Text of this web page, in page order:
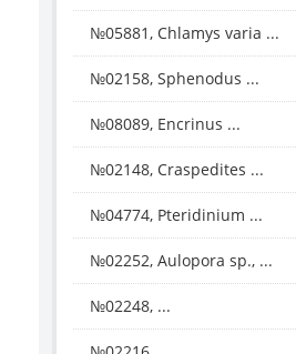
№05881, Chlamys varia ...
№02158, Sphenodus ...
№08089, Encrinus ...
№02148, Craspedites ...
№04774, Pteridinium ...
№02252, Aulopora sp., ...
№02248, ...